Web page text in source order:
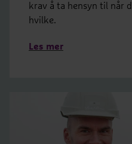
krav å ta hensyn til når
hvilke.
Les mer